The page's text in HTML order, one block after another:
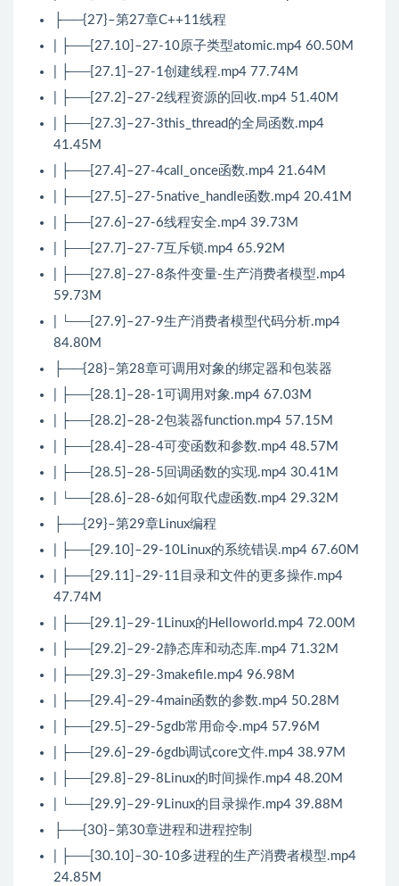
├──{27}–第27章C++11线程
| ├──[27.10]–27-10原子类型atomic.mp4 60.50M
| ├──[27.1]–27-1创建线程.mp4 77.74M
| ├──[27.2]–27-2线程资源的回收.mp4 51.40M
| ├──[27.3]–27-3this_thread的全局函数.mp4
41.45M
| ├──[27.4]–27-4call_once函数.mp4 21.64M
| ├──[27.5]–27-5native_handle函数.mp4 20.41M
| ├──[27.6]–27-6线程安全.mp4 39.73M
| ├──[27.7]–27-7互斥锁.mp4 65.92M
| ├──[27.8]–27-8条件变量-生产消费者模型.mp4
59.73M
| └──[27.9]–27-9生产消费者模型代码分析.mp4
84.80M
├──{28}–第28章可调用对象的绑定器和包装器
| ├──[28.1]–28-1可调用对象.mp4 67.03M
| ├──[28.2]–28-2包装器function.mp4 57.15M
| ├──[28.4]–28-4可变函数和参数.mp4 48.57M
| ├──[28.5]–28-5回调函数的实现.mp4 30.41M
| └──[28.6]–28-6如何取代虚函数.mp4 29.32M
├──{29}–第29章Linux编程
| ├──[29.10]–29-10Linux的系统错误.mp4 67.60M
| ├──[29.11]–29-11目录和文件的更多操作.mp4
47.74M
| ├──[29.1]–29-1Linux的Helloworld.mp4 72.00M
| ├──[29.2]–29-2静态库和动态库.mp4 71.32M
| ├──[29.3]–29-3makefile.mp4 96.98M
| ├──[29.4]–29-4main函数的参数.mp4 50.28M
| ├──[29.5]–29-5gdb常用命令.mp4 57.96M
| ├──[29.6]–29-6gdb调试core文件.mp4 38.97M
| ├──[29.8]–29-8Linux的时间操作.mp4 48.20M
| └──[29.9]–29-9Linux的目录操作.mp4 39.88M
├──{30}–第30章进程和进程控制
| ├──[30.10]–30-10多进程的生产消费者模型.mp4
24.85M